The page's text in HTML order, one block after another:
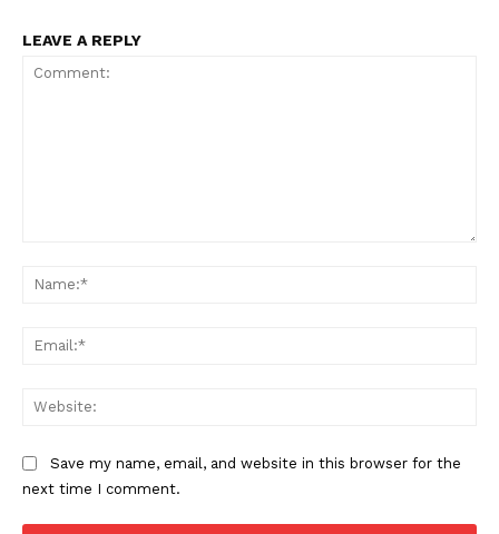
LEAVE A REPLY
Save my name, email, and website in this browser for the
next time I comment.